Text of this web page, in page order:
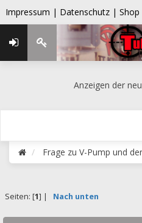
Impressum | Datenschutz |
Anzeigen der
Frage zu V-Pump und
Seiten: [1] | Nach unten